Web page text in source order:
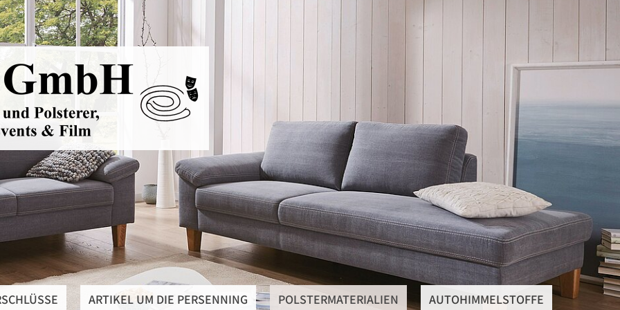
ARTIKEL UM DIE PERSENNING POLSTERMATERIALIEN AUTOHIMMELSTOFFE
Planen- & Persenningstoffe
Reißverschlüsse
Artikel um die Persenning
Polstermaterialien
Autohimmelstoffe
Schwerentflammbare Materialien